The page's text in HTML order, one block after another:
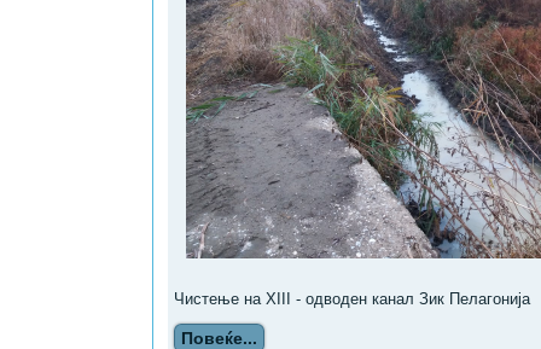
Чистење на XIII - одводен канал Зик Пелагонија
Повеќе...